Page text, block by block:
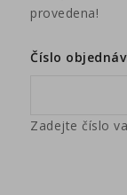
provedena!
Číslo
Zadejte číslo